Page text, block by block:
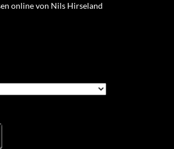
online von Nils Hirseland